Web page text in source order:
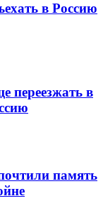
в Россию
переезжать в
память